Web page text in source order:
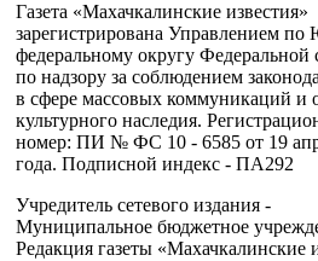
Газета «Махачкалинские известия»
зарегистрирована Управлением
федеральному округу
по надзору за соблюдением
в сфере массовых коммуникаций и
культурного наследия.
номер: ПИ № ФС 10 - 6585 от 19
года. Подписной индекс - ПА292
Учредитель сетевого издания -
Муниципальное бюджетное
Редакция газеты «Махачкалинские